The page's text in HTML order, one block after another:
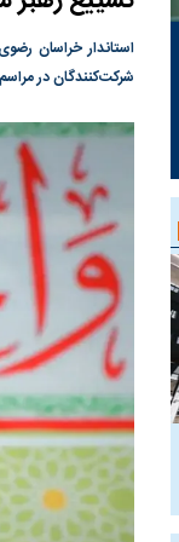
استاندار خراسان
شرکت‌کنندگان در مراسم
چرا رویای آمریکایی
نابودی محور
واشنگتن را زمین زد
هجوم نقدینگی به
هم‌وزن در قله تاریخی